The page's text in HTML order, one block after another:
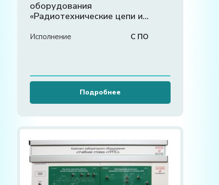
оборудования
«Радиотехнические цепи и
Исполнение С ПО
Подробнее